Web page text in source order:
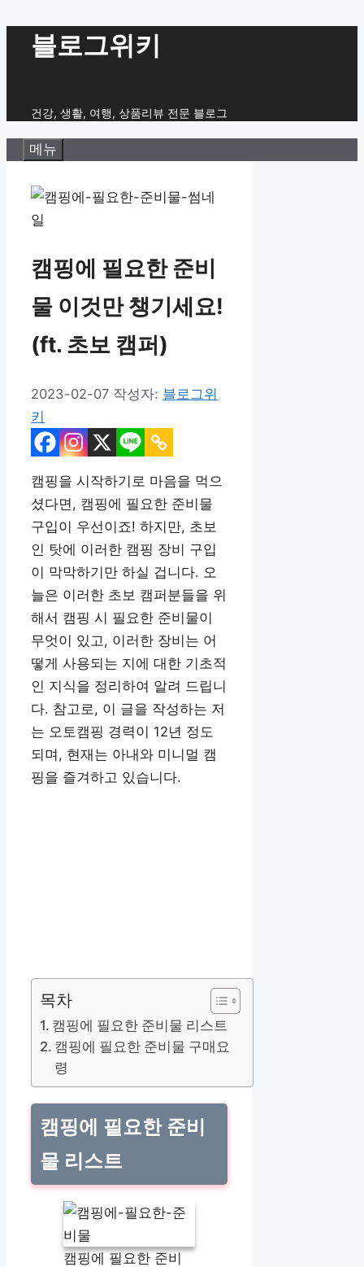
블로그위키
건강, 생활, 여행, 상품리뷰 전문 블로그
메뉴
캠핑에 필요한 준비
물 이것만 챙기세요!
(ft. 초보 캠퍼)
2023-02-07 작성자: 블로그위
키
캠핑을 시작하기로 마음을 먹으
셨다면, 캠핑에 필요한 준비물
구입이 우선이죠! 하지만, 초보
인 탓에 이러한 캠핑 장비 구입
이 막막하기만 하실 겁니다. 오
늘은 이러한 초보 캠퍼분들을 위
해서 캠핑 시 필요한 준비물이
무엇이 있고, 이러한 장비는 어
떻게 사용되는 지에 대한 기초적
인 지식을 정리하여 알려 드립니
다. 참고로, 이 글을 작성하는 저
는 오토캠핑 경력이 12년 정도
되며, 현재는 아내와 미니멀 캠
핑을 즐겨하고 있습니다.
목차
캠핑에 필요한 준비물 리스트
캠핑에 필요한 준비물 구매요
령
캠핑에 필요한 준비
물 리스트
캠핑에 필요한 준비